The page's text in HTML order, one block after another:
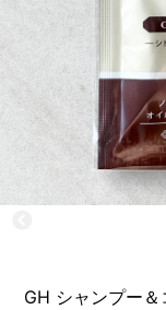
GH シャンプー